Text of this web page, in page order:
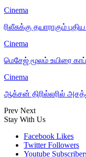
Cinema
ரிலீசுக்கு தயாராகும்
Cinema
மெசேஜ் மூலம் உயிரை
Cinema
ஆக்சன் திரில்லரில்
Prev Next
Stay With Us
Facebook Likes
Twitter Followers
Youtube